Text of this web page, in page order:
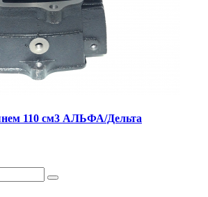
110 см3 АЛЬФА/Дельта